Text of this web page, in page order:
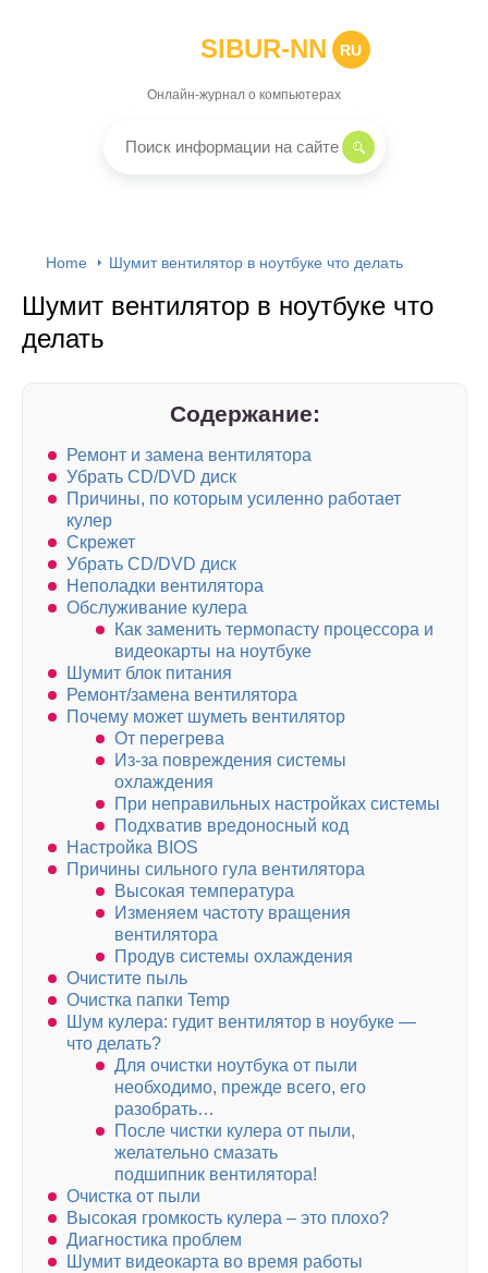
SIBUR-NN RU
Онлайн-журнал о компьютерах
Home Шумит вентилятор в ноутбуке что делать
Шумит вентилятор в ноутбуке что
делать
Содержание:
Ремонт и замена вентилятора
Убрать CD/DVD диск
Причины, по которым усиленно работает
кулер
Скрежет
Убрать CD/DVD диск
Неполадки вентилятора
Обслуживание кулера
Как заменить термопасту процессора и
видеокарты на ноутбуке
Шумит блок питания
Ремонт/замена вентилятора
Почему может шуметь вентилятор
От перегрева
Из-за повреждения системы
охлаждения
При неправильных настройках системы
Подхватив вредоносный код
Настройка BIOS
Причины сильного гула вентилятора
Высокая температура
Изменяем частоту вращения
вентилятора
Продув системы охлаждения
Очистите пыль
Очистка папки Temp
Шум кулера: гудит вентилятор в ноубуке —
что делать?
Для очистки ноутбука от пыли
необходимо, прежде всего, его
разобрать…
После чистки кулера от пыли,
желательно смазать
подшипник вентилятора!
Очистка от пыли
Высокая громкость кулера – это плохо?
Диагностика проблем
Шумит видеокарта во время работы